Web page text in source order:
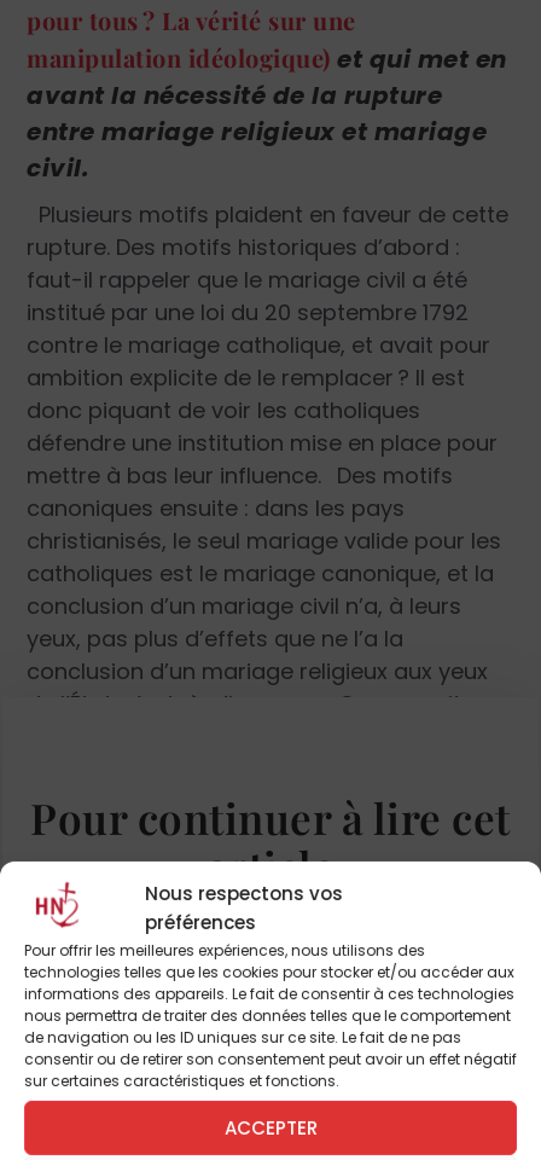
Nous respectons vos
préférences
Pour offrir les meilleures expériences, nous utilisons des
technologies telles que les cookies pour stocker et/ou accéder aux
informations des appareils. Le fait de consentir à ces technologies
nous permettra de traiter des données telles que le comportement
de navigation ou les ID uniques sur ce site. Le fait de ne pas
consentir ou de retirer son consentement peut avoir un effet négatif
sur certaines caractéristiques et fonctions.
ACCEPTER
pour tous ? La vérité sur une
manipulation idéologique) et qui met en
avant la nécessité de la rupture
entre mariage religieux et mariage
civil.
Plusieurs motifs plaident en faveur de cette
rupture. Des motifs historiques d’abord :
faut-il rappeler que le mariage civil a été
institué par une loi du 20 septembre 1792
contre le mariage catholique, et avait pour
ambition explicite de le remplacer ? Il est
donc piquant de voir les catholiques
défendre une institution mise en place pour
mettre à bas leur influence. Des motifs
canoniques ensuite : dans les pays
christianisés, le seul mariage valide pour les
catholiques est le mariage canonique, et la
conclusion d’un mariage civil n’a, à leurs
yeux, pas plus d’effets que ne l’a la
conclusion d’un mariage religieux aux yeux
de l’État, c’est-à-dire aucun. On pourrait
union civile. Mais elle le fait d’une part parce
que le mariage civil a longtemps été le seul
moyen d’acquérir, pour les époux et les
enfants du couple, des droits familiaux et
patrimoniaux dont les concubins étaient
largement dépourvus, d’autre part et
surtout, parce que, encore aujourd’hui, le
ministre du culte qui procède à un mariage
religieux sans que ne lui ait été justifié l’acte
de mariage civil encourt une peine
d’emprisonnement de six mois ainsi qu’une
Pour continuer à lire cet
article
et de nombreux autres
ABONNEZ-VOUS DÈS À
PRÉSENT
JE M'ABONNE